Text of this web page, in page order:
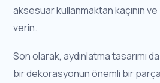
aksesuar kullanmaktan kaçının
verin.
Son olarak, aydınlatma tasarımı
bir dekorasyonun önemli bir